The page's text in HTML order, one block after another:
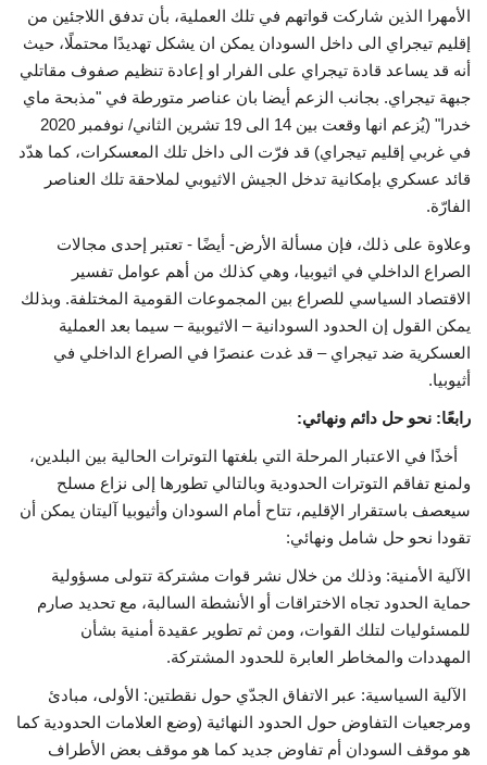
الأمهرا الذين شاركت قواتهم في تلك العملية، بأن تدفق اللاجئين من
إقليم تيجراي الى داخل السودان يمكن ان يشكل تهديدًا محتملًا، حيث
أنه قد يساعد قادة تيجراي على الفرار او إعادة تنظيم صفوف مقاتلي
جبهة تيجراي. بجانب الزعم أيضا بان عناصر متورطة في "مذبحة ماي
خدرا" (يُزعم انها وقعت بين 14 الى 19 تشرين الثاني/ نوفمبر 2020
في غربي إقليم تيجراي) قد فرّت الى داخل تلك المعسكرات، كما هدّد
قائد عسكري بإمكانية تدخل الجيش الاثيوبي لملاحقة تلك العناصر
الفارّة.
وعلاوة على ذلك، فإن مسألة الأرض- أيضًا - تعتبر إحدى مجالات
الصراع الداخلي في اثيوبيا، وهي كذلك من أهم عوامل تفسير
الاقتصاد السياسي للصراع بين المجموعات القومية المختلفة. وبذلك
يمكن القول إن الحدود السودانية – الاثيوبية – سيما بعد العملية
العسكرية ضد تيجراي – قد غدت عنصرًا في الصراع الداخلي في
أثيوبيا.
رابعًا: نحو حل دائم ونهائي:
أخذًا في الاعتبار المرحلة التي بلغتها التوترات الحالية بين البلدين،
ولمنع تفاقم التوترات الحدودية وبالتالي تطورها إلى نزاع مسلح
سيعصف باستقرار الإقليم، تتاح أمام السودان وأثيوبيا آليتان يمكن أن
تقودا نحو حل شامل ونهائي:
الآلية الأمنية: وذلك من خلال نشر قوات مشتركة تتولى مسؤولية
حماية الحدود تجاه الاختراقات أو الأنشطة السالبة، مع تحديد صارم
للمسئوليات لتلك القوات، ومن ثم تطوير عقيدة أمنية بشأن
المهددات والمخاطر العابرة للحدود المشتركة.
الآلية السياسية: عبر الاتفاق الجدّي حول نقطتين: الأولى، مبادئ
ومرجعيات التفاوض حول الحدود النهائية (وضع العلامات الحدودية كما
هو موقف السودان أم تفاوض جديد كما هو موقف بعض الأطراف